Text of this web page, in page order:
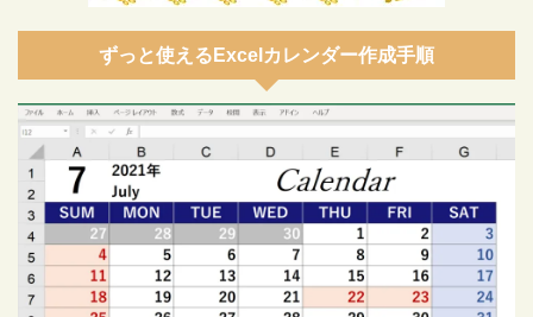
ずっと使えるExcelカレンダー作成手順